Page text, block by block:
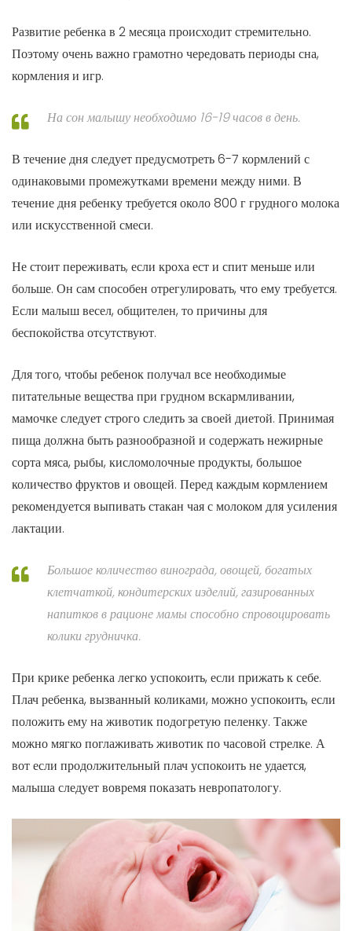
Развитие ребенка в 2 месяца происходит стремительно.
Поэтому очень важно грамотно чередовать периоды сна,
кормления и игр.
На сон малышу необходимо 16-19 часов в день.
В течение дня следует предусмотреть 6-7 кормлений с
одинаковыми промежутками времени между ними. В
течение дня ребенку требуется около 800 г грудного молока
или искусственной смеси.
Не стоит переживать, если кроха ест и спит меньше или
больше. Он сам способен отрегулировать, что ему требуется.
Если малыш весел, общителен, то причины для
беспокойства отсутствуют.
Для того, чтобы ребенок получал все необходимые
питательные вещества при грудном вскармливании,
мамочке следует строго следить за своей диетой. Принимая
пища должна быть разнообразной и содержать нежирные
сорта мяса, рыбы, кисломолочные продукты, большое
количество фруктов и овощей. Перед каждым кормлением
рекомендуется выпивать стакан чая с молоком для усиления
лактации.
Большое количество винограда, овощей, богатых
клетчаткой, кондитерских изделий, газированных
напитков в рационе мамы способно спровоцировать
колики грудничка.
При крике ребенка легко успокоить, если прижать к себе.
Плач ребенка, вызванный коликами, можно успокоить, если
положить ему на животик подогретую пеленку. Также
можно мягко поглаживать животик по часовой стрелке. А
вот если продолжительный плач успокоить не удается,
малыша следует вовремя показать невропатологу.